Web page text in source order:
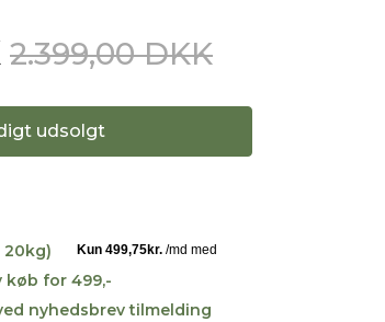
2.399,00 DKK
udsolgt
20kg)
køb for 499,-
nyhedsbrev tilmelding